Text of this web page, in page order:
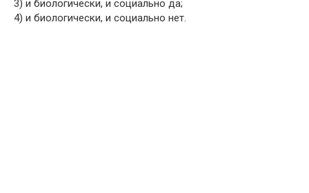
3) и биологически, и социально да;
4) и биологически, и социально нет.